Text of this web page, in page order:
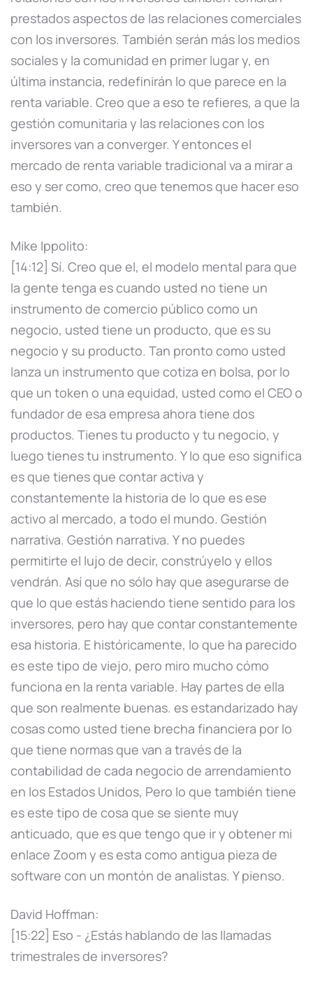
prestados aspectos de las relaciones comerciales
con los inversores. También serán más los medios
sociales y la comunidad en primer lugar y, en
última instancia, redefinirán lo que parece en la
renta variable. Creo que a eso te refieres, a que la
gestión comunitaria y las relaciones con los
inversores van a converger. Y entonces el
mercado de renta variable tradicional va a mirar a
eso y ser como, creo que tenemos que hacer eso
también.
Mike Ippolito:
[14:12] Sí. Creo que el, el modelo mental para que
la gente tenga es cuando usted no tiene un
instrumento de comercio público como un
negocio, usted tiene un producto, que es su
negocio y su producto. Tan pronto como usted
lanza un instrumento que cotiza en bolsa, por lo
que un token o una equidad, usted como el CEO o
fundador de esa empresa ahora tiene dos
productos. Tienes tu producto y tu negocio, y
luego tienes tu instrumento. Y lo que eso significa
es que tienes que contar activa y
constantemente la historia de lo que es ese
activo al mercado, a todo el mundo. Gestión
narrativa. Gestión narrativa. Y no puedes
permitirte el lujo de decir, constrúyelo y ellos
vendrán. Así que no sólo hay que asegurarse de
que lo que estás haciendo tiene sentido para los
inversores, pero hay que contar constantemente
esa historia. E históricamente, lo que ha parecido
es este tipo de viejo, pero miro mucho cómo
funciona en la renta variable. Hay partes de ella
que son realmente buenas. es estandarizado hay
cosas como usted tiene brecha financiera por lo
que tiene normas que van a través de la
contabilidad de cada negocio de arrendamiento
en los Estados Unidos, Pero lo que también tiene
es este tipo de cosa que se siente muy
anticuado, que es que tengo que ir y obtener mi
enlace Zoom y es esta como antigua pieza de
software con un montón de analistas. Y pienso.
David Hoffman:
[15:22] Eso - ¿Estás hablando de las llamadas
trimestrales de inversores?